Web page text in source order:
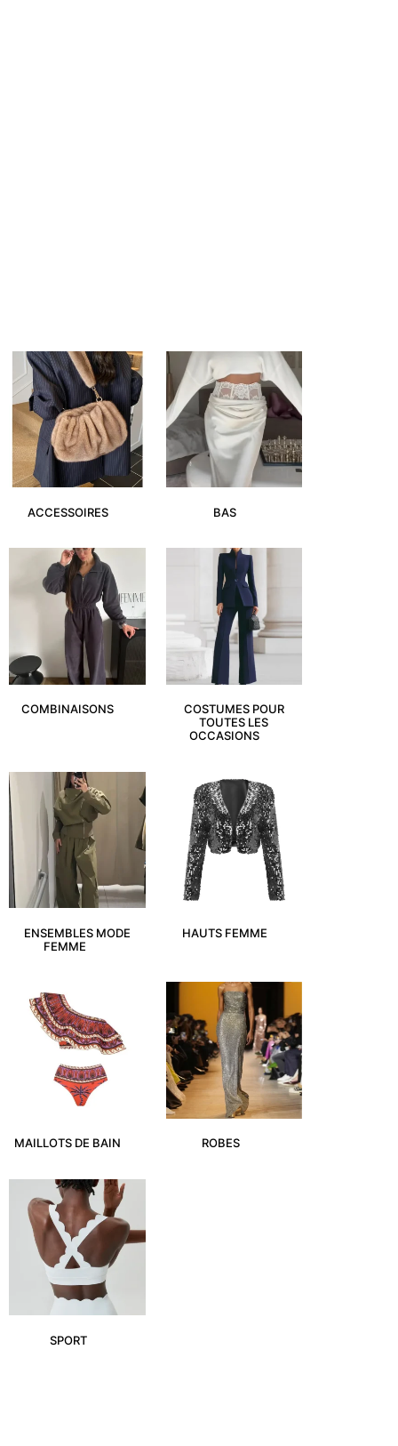
ACCESSOIRES BAS
COMBINAISONS
COSTUMES POUR
TOUTES LES
OCCASIONS
ENSEMBLES MODE
FEMME
HAUTS FEMME
MAILLOTS DE BAIN ROBES
SPORT